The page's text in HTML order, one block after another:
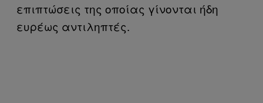
επιπτώσεις της οποίας γίνονται ήδη
ευρέως αντιληπτές.